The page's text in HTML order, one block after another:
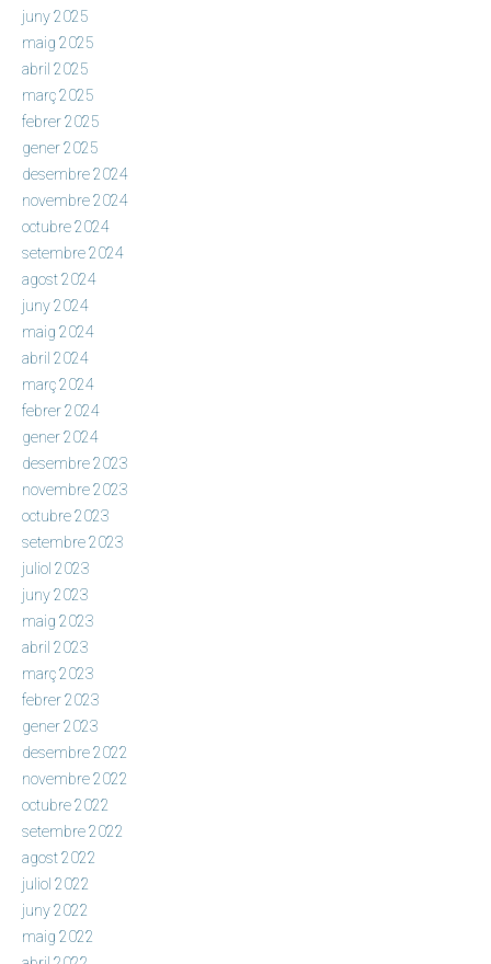
juny 2025
maig 2025
abril 2025
març 2025
febrer 2025
gener 2025
desembre 2024
novembre 2024
octubre 2024
setembre 2024
agost 2024
juny 2024
maig 2024
abril 2024
març 2024
febrer 2024
gener 2024
desembre 2023
novembre 2023
octubre 2023
setembre 2023
juliol 2023
juny 2023
maig 2023
abril 2023
març 2023
febrer 2023
gener 2023
desembre 2022
novembre 2022
octubre 2022
setembre 2022
agost 2022
juliol 2022
juny 2022
maig 2022